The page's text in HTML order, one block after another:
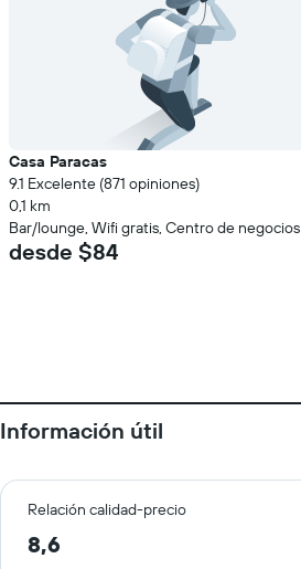
Casa Paracas
9.1 Excelente (871 opiniones)
0,1 km
Bar/lounge, Wifi gratis, Centro de negocios
desde $84
Información útil
Relación calidad-precio
8,6